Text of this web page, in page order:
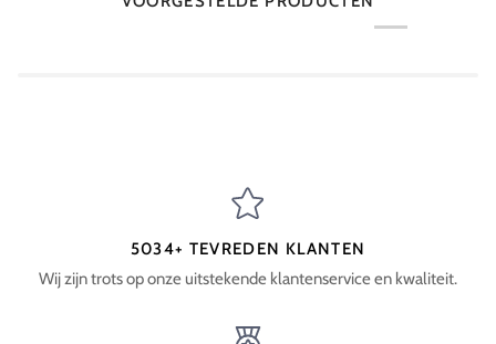
5034+ TEVREDEN KLANTEN
Wij zijn trots op onze uitstekende klantenservice en kwaliteit.